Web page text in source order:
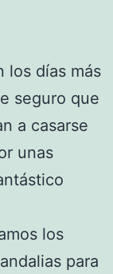
los días más
seguro que
a casarse
unas
los
para